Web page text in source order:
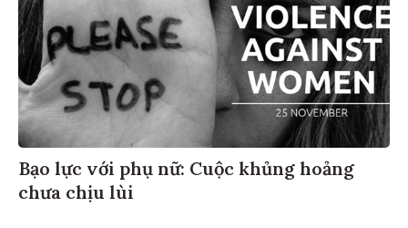
Bạo lực với phụ nữ: Cuộc khủng hoảng
chưa chịu lùi